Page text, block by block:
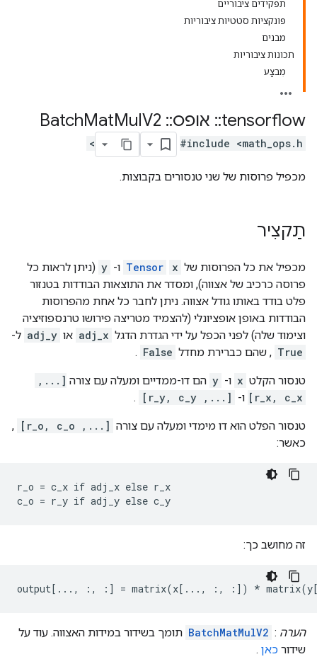
תפקידים ציבוריים
פונקציות סטטיות ציבוריות
מבנים
תכונות ציבוריות
מִבצָע
tensorflow
:: אופס::
MatMulV2
#include <math_ops.h>
מכפיל פרוסות של שני טנסורים בקבוצות.
תַקצִיר
מכפיל את כל הפרוסות של Tensor x ו- y (ניתן לראות כל
פרוסה כרכיב של אצווה), ומסדר את התוצאות הבודדות בטנזור
פלט בודד באותו גודל אצווה. ניתן לחבר כל אחת מהפרוסות
הבודדות באופן אופציונלי (להצמיד מטריצה ​​פירושו טרנספוזיציה
וצימוד שלה) לפני הכפל על ידי הגדרת הדגל adj_x או adj_y ל-
True , שהם כברירת מחדל False
.
טנסור הקלט x ו- y הם דו-ממדיים ומעלה עם צורה [...,
r_x, c_x]
ו- [..., r_y, c_y]
.
טנסור הפלט הוא דו מימדי ומעלה עם צורה [..., r_o, c_o]
,
כאשר:
r_o = c_x if adj_x else r_x
c_o = r_y if adj_y else c_y
זה מחושב כך:
output[..., :, :] = matrix(x[..., :, :]) *
הערה :
BatchMatMulV2 תומך בשידור במידות האצווה. עוד על
שידור כאן .